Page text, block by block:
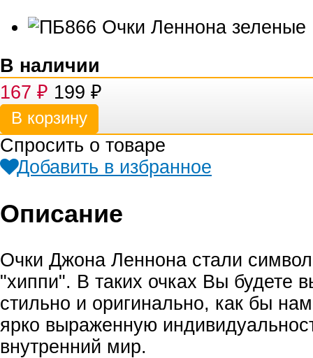
В наличии
167 ₽ 199 ₽
Спросить о товаре
Добавить в избранное
Описание
Очки Джона Леннона стали
"хиппи". В таких очках Вы будете
стильно и оригинально, как бы
ярко выраженную
внутренний мир.